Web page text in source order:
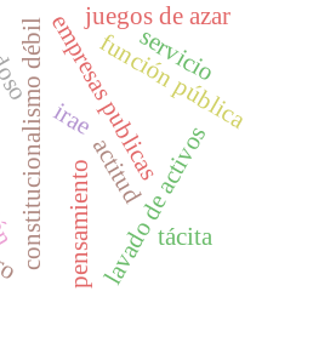
constitucionalismo débil pensamientoactitud
lavado de activos
empresas publicas
función pública
irae
juegos de azar
tácita
servicio